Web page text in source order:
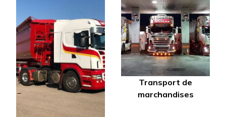
Transport de
marchandises